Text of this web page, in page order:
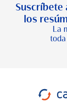
Suscríbete
los
La